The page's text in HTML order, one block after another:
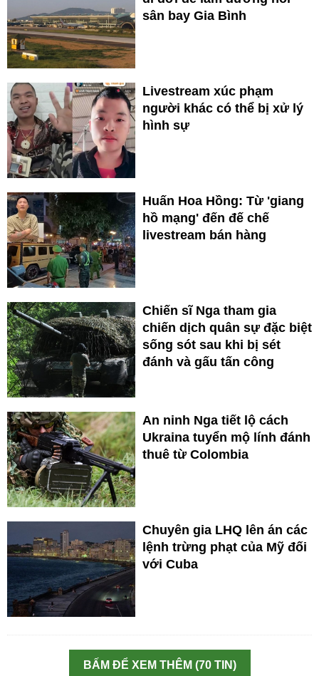
sân bay Gia Bình
Livestream xúc phạm
người khác có thể bị xử lý
hình sự
Huấn Hoa Hồng: Từ 'giang
hồ mạng' đến đế chế
livestream bán hàng
Chiến sĩ Nga tham gia
chiến dịch quân sự đặc biệt
sống sót sau khi bị sét
đánh và gấu tấn công
An ninh Nga tiết lộ cách
Ukraina tuyển mộ lính đánh
thuê từ Colombia
Chuyên gia LHQ lên án các
lệnh trừng phạt của Mỹ đối
với Cuba
BẤM ĐỂ XEM THÊM (70 TIN)